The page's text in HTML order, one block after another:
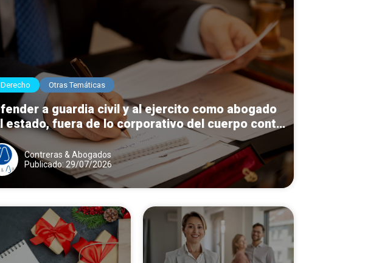
Derecho Otras Temáticas
a guardia civil y al ejercito como abogado
estado, fuera de lo corporativo del cuerpo contra
disciplinarios.
Contreras & Abogados
Publicado: 29/07/2026